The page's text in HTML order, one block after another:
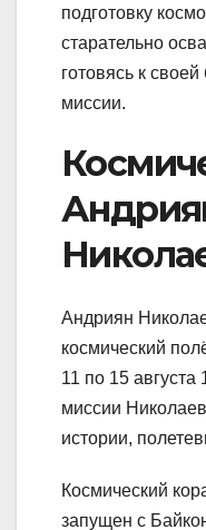
подготовку
старательно
готовясь к
миссии.
Андриян
космический
11 по 15 августа
миссии
истории,
Космический
запущен с